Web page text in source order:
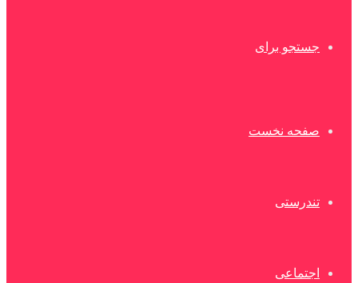
جستجو برای
صفحه نخست
تندرستی
اجتماعی